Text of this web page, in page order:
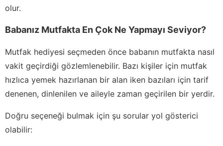
olur.
Babanız Mutfakta En Çok Ne Yapmayı Seviyor?
Mutfak hediyesi seçmeden önce babanın mutfakta nasıl
vakit geçirdiği gözlemlenebilir. Bazı kişiler için mutfak
hızlıca yemek hazırlanan bir alan iken bazıları için tarif
denenen, dinlenilen ve aileyle zaman geçirilen bir yerdir.
Doğru seçeneği bulmak için şu sorular yol gösterici
olabilir: